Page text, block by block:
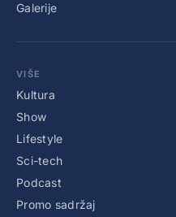
Galerije
VIŠE
Kultura
Show
Lifestyle
Sci-tech
Podcast
Promo sadržaj